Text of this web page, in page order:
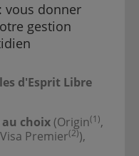
: vous donner
gestion
d'Esprit Libre
choix (Origin(1),
Premier(2)),